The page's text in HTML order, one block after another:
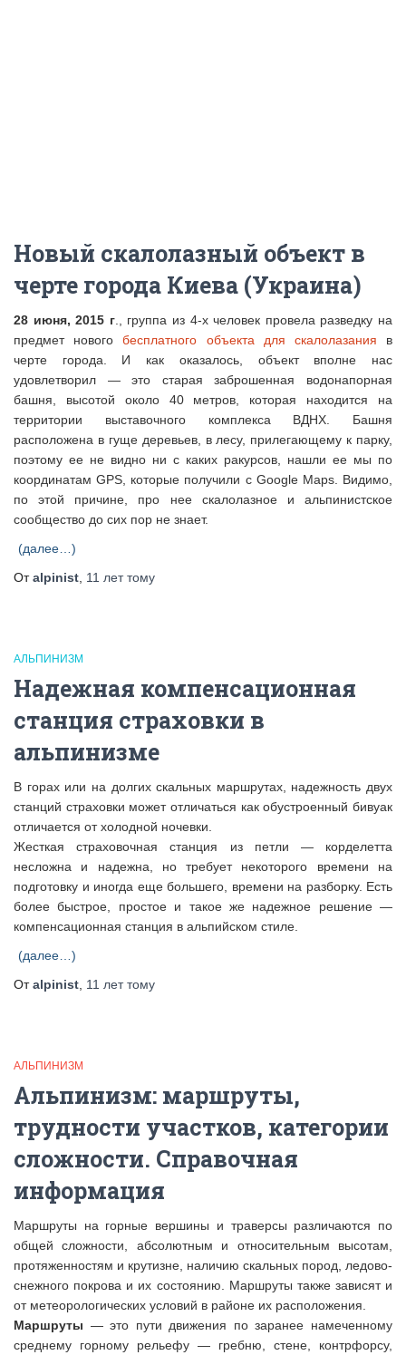
Новый скалолазный объект в
черте города Киева (Украина)
28 июня, 2015 г., группа из 4-х человек провела разведку на
предмет новогобесплатного объекта для скалолазания в
черте города. И как оказалось, объект вполне нас
удовлетворил — это старая заброшенная водонапорная
башня, высотой около 40 метров, которая находится на
территории выставочного комплекса ВДНХ. Башня
расположена в гуще деревьев, в лесу, прилегающему к парку,
поэтому ее не видно ни с каких ракурсов, нашли ее мы по
координатам GPS, которые получили с Google Maps. Видимо,
по этой причине, про нее скалолазное и альпинистское
сообщество до сих пор не знает.
(далее…)
Отalpinist 11 леттому
АЛЬПИНИЗМ
Надежная компенсационная
станция страховки в
альпинизме
В горах или на долгих скальных маршрутах, надежность двух
станций страховки может отличаться как обустроенный бивуак
отличается от холодной ночевки.
Жесткая страховочная станция из петли — корделетта
несложна и надежна, но требует некоторого времени на
подготовку и иногда еще большего, времени на разборку. Есть
более быстрое, простое и такое же надежное решение —
компенсационная станция в альпийском стиле.
(далее…)
Отalpinist 11 леттому
АЛЬПИНИЗМ
Альпинизм: маршруты,
трудности участков, категории
сложности. Справочная
информация
Маршруты на горные вершины и траверсы различаются по
общей сложности, абсолютным и относительным высотам,
протяженностям и крутизне, наличию скальных пород, ледово-
снежного покрова и их состоянию. Маршруты также зависят и
от метеорологических условий в районе их расположения.
Маршруты — это пути движения по заранее намеченному
среднему горному рельефу — гребню, стене, контрфорсу,